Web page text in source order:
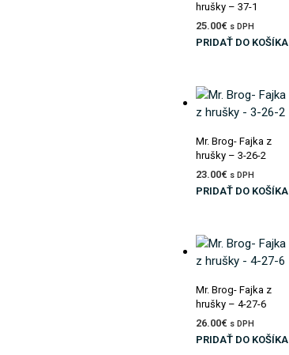
hrušky – 37-1
25.00€ s DPH
PRIDAŤ DO KOŠÍKA
Pridať do zoznamu prianí
Mr. Brog- Fajka z
hrušky – 3-26-2
23.00€ s DPH
PRIDAŤ DO KOŠÍKA
Pridať do zoznamu prianí
Mr. Brog- Fajka z
hrušky – 4-27-6
26.00€ s DPH
PRIDAŤ DO KOŠÍKA